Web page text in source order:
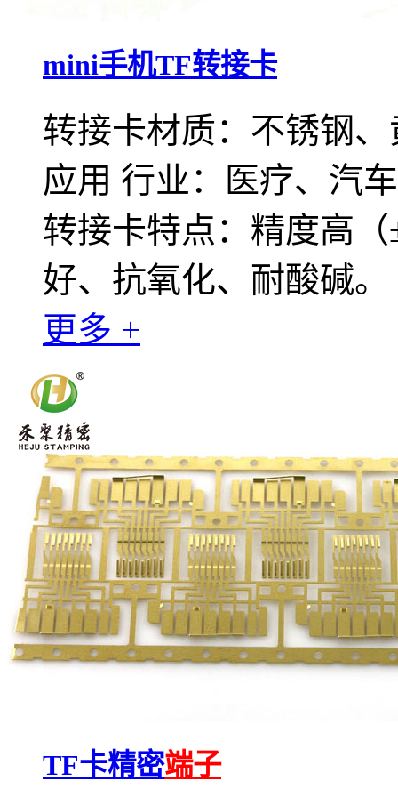
mini手机TF转接卡
转接卡材质：不锈钢
应用 行业：医疗、汽
转接卡特点：精度高
好、抗氧化、耐酸碱。
更多 +
TF卡精密端子